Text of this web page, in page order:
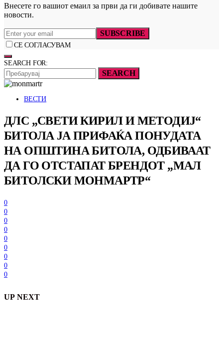
Внесете го вашиот емаил за први да ги добивате нашите
новости.
SUBSCRIBE
СЕ СОГЛАСУВАМ
SEARCH FOR:
SEARCH
ВЕСТИ
ДЛС „СВЕТИ КИРИЛ И МЕТОДИЈ“
БИТОЛА ЈА ПРИФАЌА ПОНУДАТА
НА ОПШТИНА БИТОЛА, ОДБИВААТ
ДА ГО ОТСТАПАТ БРЕНДОТ „МАЛ
БИТОЛСКИ МОНМАРТР“
0
0
0
0
0
0
0
0
0
UP NEXT